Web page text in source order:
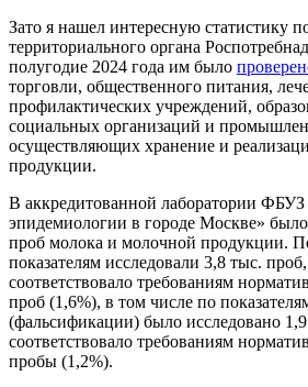
Зато я нашел интересную статистику
территориального органа
полугодие 2024 года им было
торговли, общественного питания,
профилактических учреждений,
социальных организаций и
осуществляющих хранение и
продукции.
В аккредитованной лаборатории
эпидемиологии в городе Москве»
проб молока и молочной продукции.
показателям исследовали 3,8 тыс.
соответствовало требованиям
проб (1,6%), в том числе по
(фальсификации) было исследовано
соответствовало требованиям
пробы (1,2%).